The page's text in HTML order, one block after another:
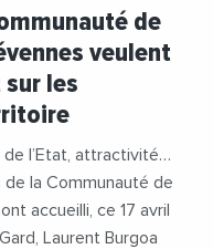
de
veulent
les
l’Etat, attractivité…
la Communauté de
accueilli, ce 17 avril
Laurent Burgoa